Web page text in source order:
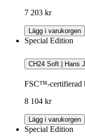
7 203 kr
Lägg i varukorgen
Special Edition
CH24 Soft | Hans
FSC™-certifierad
8 104 kr
Lägg i varukorgen
Special Edition